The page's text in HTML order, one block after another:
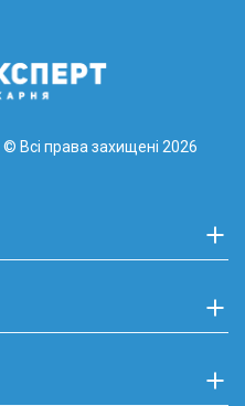
© Всі права захищені 2026